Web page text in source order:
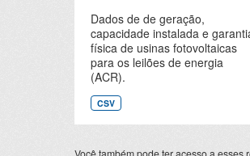
Dados de de geração,
capacidade instalada e
física de usinas fotovoltaicas
para os leilões de energia
(ACR).
CSV